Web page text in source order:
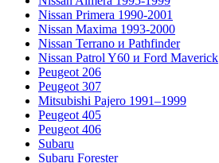
Nissan Primera 1990-2001
Nissan Maxima 1993-2000
Nissan Terrano и Pathfinder
Nissan Patrol Y60 и Ford Maverick
Peugeot 206
Peugeot 307
Mitsubishi Pajero 1991–1999
Peugeot 405
Peugeot 406
Subaru
Subaru Forester